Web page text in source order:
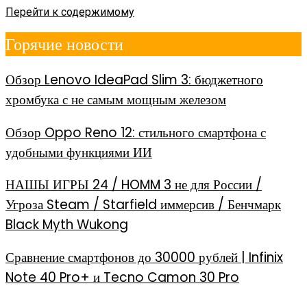
Перейти к содержимому
Горячие новости
Обзор Lenovo IdeaPad Slim 3: бюджетного
хромбука с не самым мощным железом
Обзор Oppo Reno 12: стильного смартфона с
удобными функциями ИИ
НАШЫ ИГРЫ 24 / HOMM 3 не для России /
Угроза Steam / Starfield иммерсив / Бенчмарк
Black Myth Wukong
Сравнение смартфонов до 30000 рублей | Infinix
Note 40 Pro+ и Tecno Camon 30 Pro